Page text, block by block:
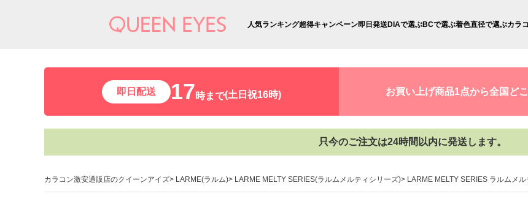
人気ランキング超得キャンペーン即日発送DIAで選ぶBCで選ぶ着色直径で選ぶカラ
即日配送 17時まで(土日祝16時) お買い上げ商品1点から全国ど
只今のご注文は24時間以内に発送します。
カラコン激安通販店のクイーンアイズ LARME(ラルム) LARME MELTY SERIES(ラルムメルティシリーズ) LARME MELTY SERIES ラルムメ